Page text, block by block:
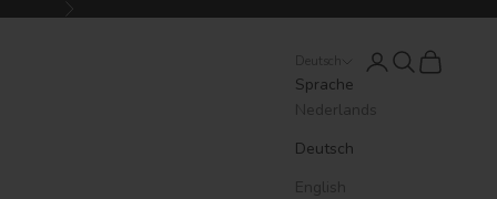
Vor
Deutsch
Sprache
Nederlands
Deutsch
English
Anmelden
SuchenWarenkorb